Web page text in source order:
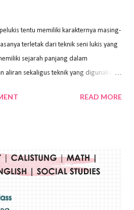
tentu memiliki karakternya masing-
terletak dari teknik seni lukis yang
sejarah panjang dalam
aliran sekaligus teknik yang digunakan.
berbeda tentunya akan
air, cat akrilik, atau cat minyak dengan
Dengan memberikan sapuan warna
yang mempesona dan tentunya
READ MORE